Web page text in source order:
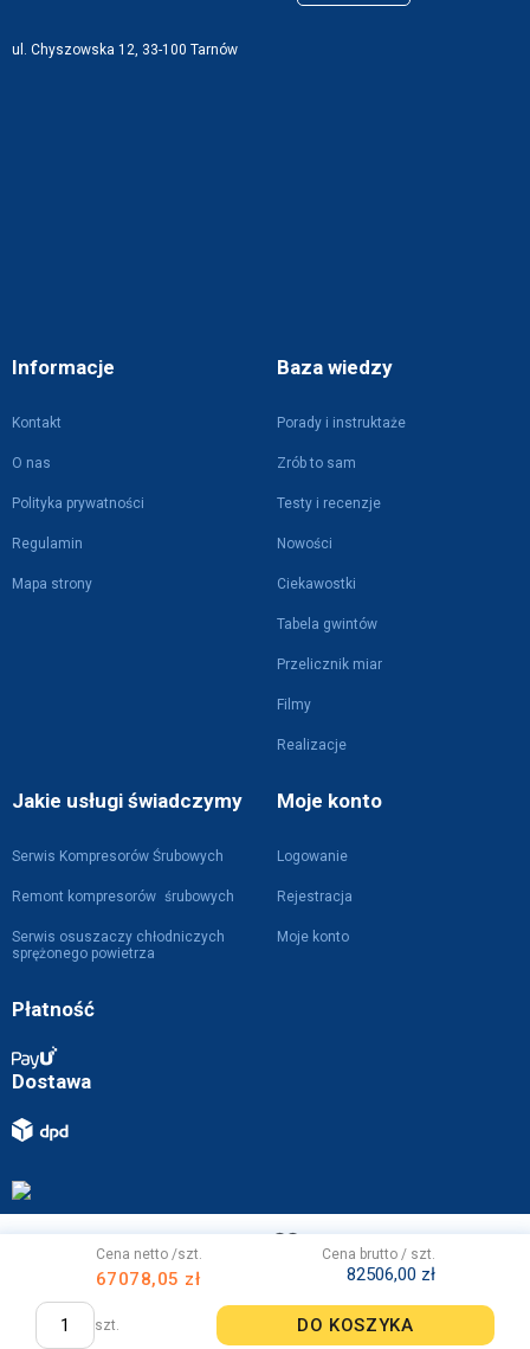
Cena netto /szt.
67078,05 zł
Cena brutto / szt.
82506,00 zł
szt. DO KOSZYKA
Informacje
Kontakt
O nas
Polityka prywatności
Regulamin
Mapa strony
Baza wiedzy
Porady i instruktaże
Zrób to sam
Testy i recenzje
Nowości
Ciekawostki
Tabela gwintów
Przelicznik miar
Filmy
Realizacje
Jakie usługi świadczymy
Serwis Kompresorów Śrubowych
Remont kompresorów śrubowych
Serwis osuszaczy chłodniczych
sprężonego powietrza
Moje konto
Logowanie
Rejestracja
Moje konto
Płatność
Dostawa
ul. Chyszowska 12, 33-100 Tarnów
Projekt i wykonanie z przez WebVIST